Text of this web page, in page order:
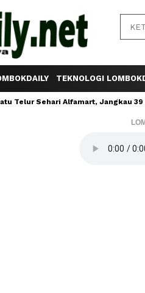
TEKNOLOGI
Telur Sehari Alfamart, Jangkau